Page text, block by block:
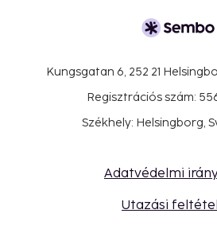
Kungsgatan 6, 252 21
Regisztrációs szám:
Székhely: Helsingborg,
Adatvédelmi
Utazási